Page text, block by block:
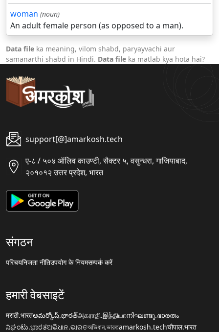
woman (noun)
An adult female person (as opposed to a man).
Data file ka meaning, vilom shabd, paryayvachi aur
samanarthi shabd in Hindi. Data file ka matlab kya hota hai?
support[@]amarkosh.tech
ए-८ / ५०४ ऑलिव काउण्टी, सैक्टर ५, वसुन्धरा, गाजियाबाद,
२०१०१२ उत्तर प्रदेश, भारत
संगठन
परिचयनिजता नीतिउपयोग के नियमसम्पर्क करें
हमारी वेबसाइटें
मराठी.भारतఅమర్కోష్.భారత్அகராதி.இந்தியாനിഘണ്ടു.ഭാരതം
ನಿಘಂಟು.ಭಾರತଅଭିଧାନ.ଭାରତঅভিধান.ভারতamarkosh.techचौपाल.भारत